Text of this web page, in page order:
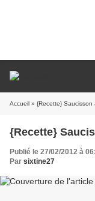
Accueil » {Recette} Saucisson
{Recette}
Publié le 27/02/2012 à
Par sixtine27